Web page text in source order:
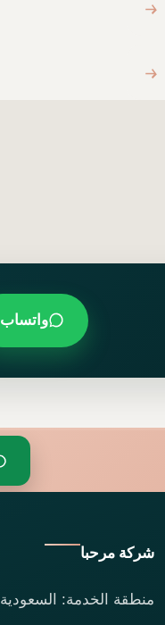
واتساب
شركة مرحبا
منطقة الخدمة: السعودية